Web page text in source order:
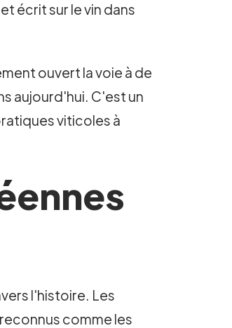
écrit sur le vin dans
ouvert la voie à de
aujourd'hui. C'est un
viticoles à
l'histoire. Les
comme les